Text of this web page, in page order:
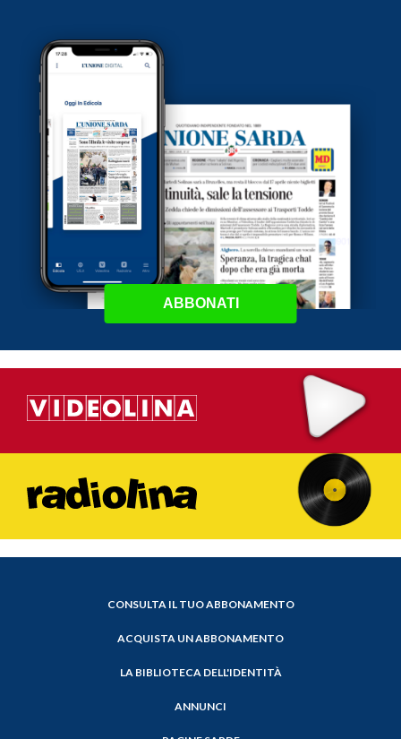
ABBONATI
CONSULTA IL TUO ABBONAMENTO
ACQUISTA UN ABBONAMENTO
LA BIBLIOTECA DELL'IDENTITÀ
ANNUNCI